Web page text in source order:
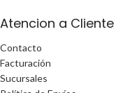
Atencion a Cliente
Contacto
Facturación
Sucursales